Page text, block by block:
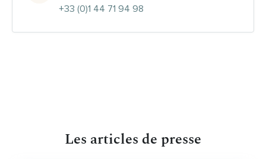
+33 (0)1 44 71 94 98
Les articles de presse